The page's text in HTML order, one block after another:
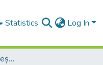
Statistics Log In
Studia Universitatis Babeș-Bolyai Collection